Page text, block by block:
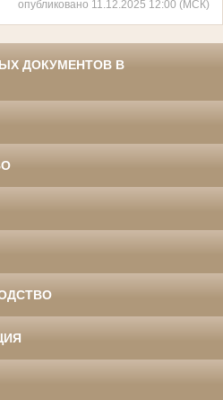
опубликовано 11.12.2025 12:00 (МСК)
ДОКУМЕНТОВ В